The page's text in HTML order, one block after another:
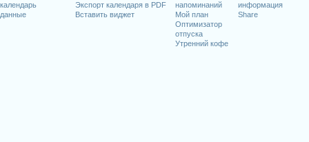
календарь
данные
Экспорт календаря в PDF
Вставить виджет
напоминаний
Мой план
Оптимизатор
отпуска
Утренний кофе
информация
Share
на выходные